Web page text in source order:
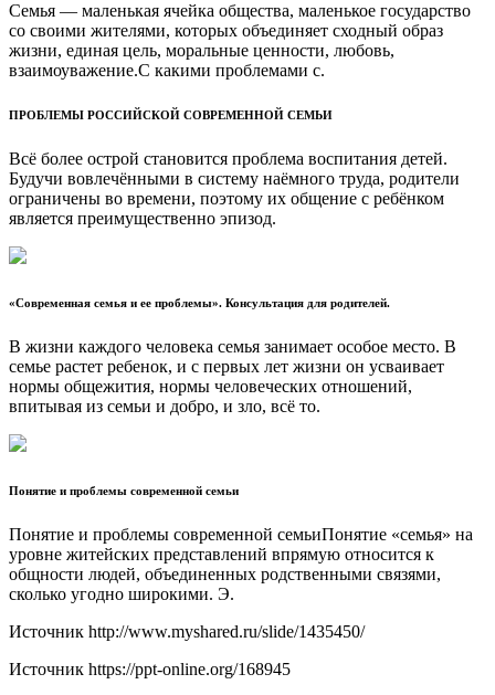
Семья — маленькая ячейка общества, маленькое государство
со своими жителями, которых объединяет сходный образ
жизни, единая цель, моральные ценности, любовь,
взаимоуважение.С какими проблемами с.
ПРОБЛЕМЫ РОССИЙСКОЙ СОВРЕМЕННОЙ СЕМЬИ
Всё более острой становится проблема воспитания детей.
Будучи вовлечёнными в систему наёмного труда, родители
ограничены во времени, поэтому их общение с ребёнком
является преимущественно эпизод.
«Современная семья и ее проблемы». Консультация для родителей.
В жизни каждого человека семья занимает особое место. В
семье растет ребенок, и с первых лет жизни он усваивает
нормы общежития, нормы человеческих отношений,
впитывая из семьи и добро, и зло, всё то.
Понятие и проблемы современной семьи
Понятие и проблемы современной семьиПонятие «семья» на
уровне житейских представлений впрямую от­носится к
общности людей, объединенных родственными связями,
сколько угодно широкими. Э.
Источник http://www.myshared.ru/slide/1435450/
Источник https://ppt-online.org/168945